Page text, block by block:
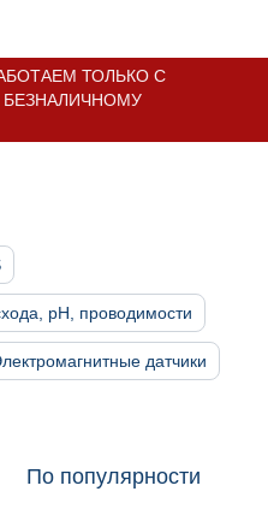
ТОЛЬКО С
pH, проводимости
датчики
По популярности